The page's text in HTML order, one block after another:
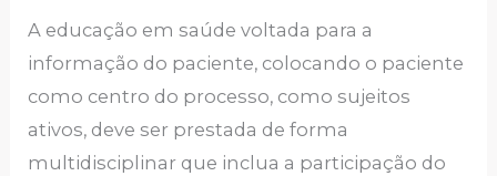
A educação em saúde voltada para a
informação do paciente, colocando o paciente
como centro do processo, como sujeitos
ativos, deve ser prestada de forma
multidisciplinar que inclua a participação do